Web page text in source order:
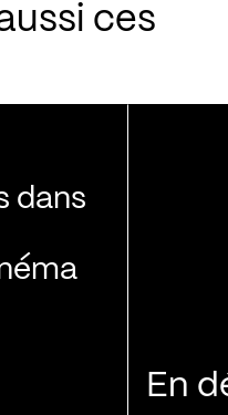
ces
dans
En